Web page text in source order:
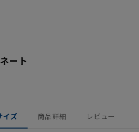
ート
イズ 商品詳細 レビュー